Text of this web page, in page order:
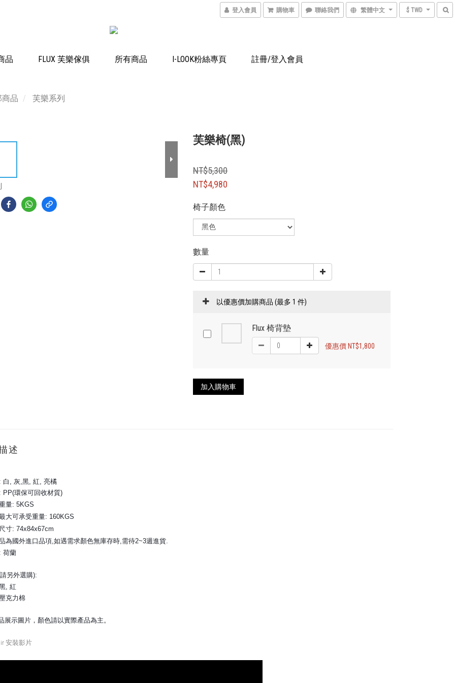
登入會員 購物車 聯絡我們 繁體中文 $ TWD
品 FLUX 芙樂傢俱 所有商品 I-LOOK粉絲專頁 註冊/登入會員
品 芙樂系列
芙樂椅(黑)
NT$5,300
NT$4,980
椅子顏色
數量
以優惠價加購商品(最多 1 件)
Flux 椅背墊
優惠價 NT$1,800
加入購物車
述
白, 灰,黑, 紅, 亮橘
PP(環保可回收材質)
量: 5KGS
大可承受重量: 160KGS
寸: 74x84x67cm
為國外進口品項,如遇需求顏色無庫存時,需待2~3週進貨.
荷蘭
另外選購):
, 紅
克力棉
展示圖片，顏色請以實際產品為主。
安裝影片